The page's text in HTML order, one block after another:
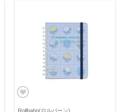
Rollbahn(ロルバーン)